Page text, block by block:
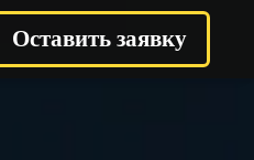
Оставить заявку